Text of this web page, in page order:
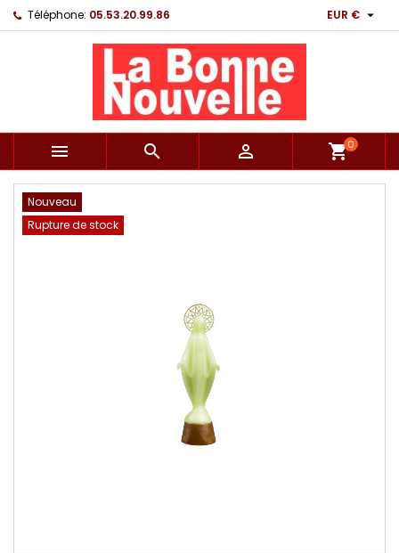
Téléphone: 05.53.20.99.86 EUR € 
   shopping_cart0
Nouveau
Rupture de stock